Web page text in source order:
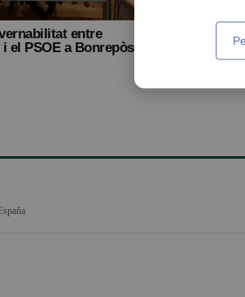
entre
el PSOE a Bonrepòs